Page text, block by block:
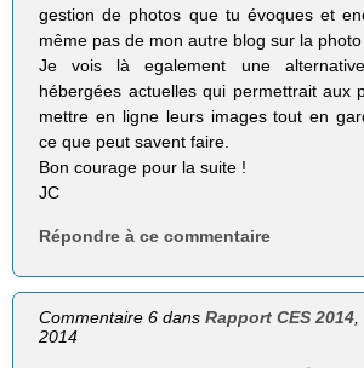
gestion de photos que tu évoques et
même pas de mon autre blog sur la photo
Je vois là egalement une
hébergées actuelles qui permettrait aux
mettre en ligne leurs images tout en
ce que peut savent faire.
Bon courage pour la suite !
JC
Répondre à ce commentaire
Commentaire 6 dansRapport CES 2014
2014